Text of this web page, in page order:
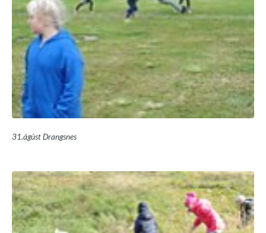
31.ágúst Drangsnes